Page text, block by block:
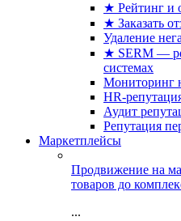
★ Рейтинг и
★ Заказать
Удаление
★ SERM —
системах
Мониторинг
HR-
Аудит
Репутация
Маркетплейсы
Продвижение на
товаров до
...